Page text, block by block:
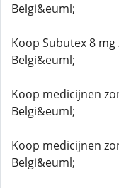
Belgi&euml;
Koop Subutex 8
Belgi&euml;
Koop medicijnen
Belgi&euml;
Koop medicijnen
Belgi&euml;